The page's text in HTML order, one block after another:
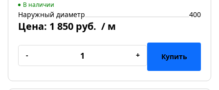
В наличии
Наружный диаметр 400
Цена: 1 850 руб. / м
- + Купить